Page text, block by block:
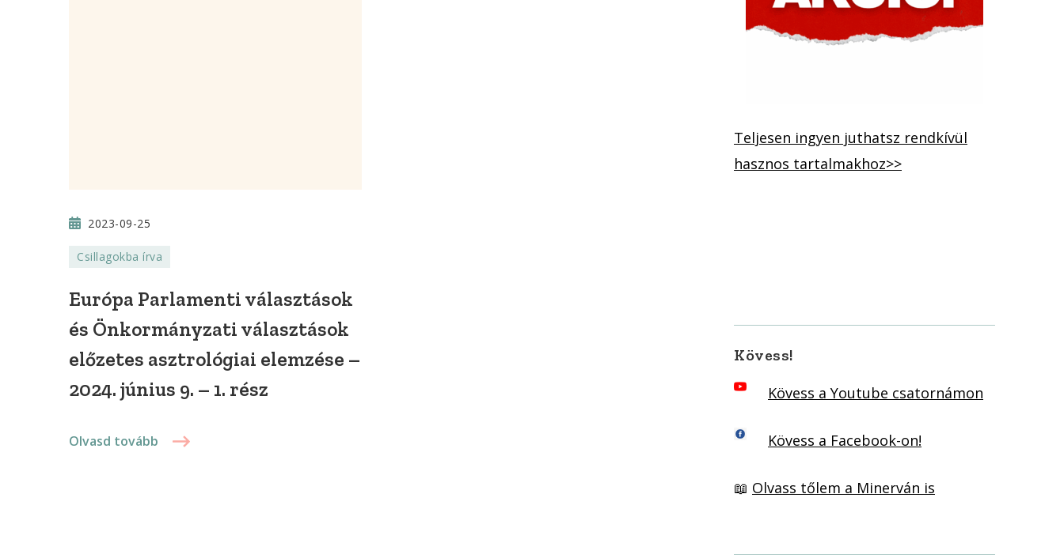
2023-09-25
Csillagokba írva
Európa Parlamenti választások
és Önkormányzati választások
előzetes asztrológiai elemzése –
2024. június 9. – 1. rész
Olvasd tovább
Teljesen ingyen juthatsz rendkívül
hasznos tartalmakhoz>>
Kövess!
Kövess a Youtube csatornámon
Kövess a Facebook-on!
📖 Olvass tőlem a Minerván is